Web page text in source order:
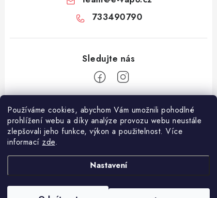
Používáme cookies, abychom Vám umožnili pohodlné
prohlížení webu a díky analýze provozu webu neustále
zlepšovali jeho funkce, výkon a použitelnost. Více
informací zde.
Nastavení
733490790
Z
Facebook
Jak reklamovat či vrátit zboží
cookies